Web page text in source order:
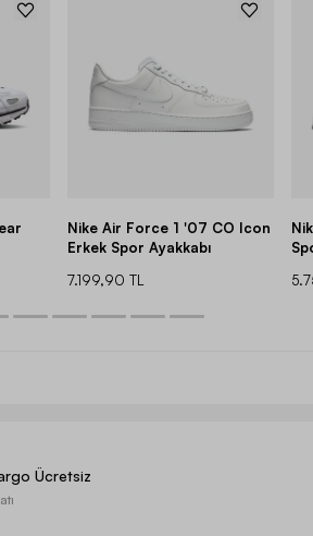
Nike Air Force 1 '07 CO Icon
Erkek Spor Ayakkabı
7.199,90 TL
Ücretsiz